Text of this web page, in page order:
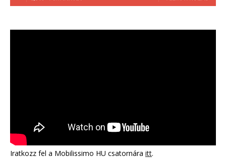
Iratkozz fel a Mobilissimo HU csatornára itt.